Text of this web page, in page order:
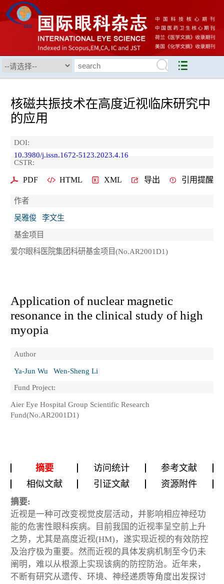
核磁共振技术在高度近视临床研究中
的应用
DOI:
10.3980/j.issn.1672-5123.2023.4.16
CSTR:
PDF HTML XML 导出 引用提醒
作者
吴雅俊
李文生
基金项目
爱尔眼科医院集团科研基金项目(No.AR2001D1)
Application of nuclear magnetic
resonance in the clinical study of high
myopia
Author
Ya-Jun Wu
Wen-Sheng Li
Fund Project:
Aier Eye Hospital Group Scientific Research
Fund(No.AR2001D1)
摘要 访问统计
参考文献
相似文献
引证文献 资源附件
摘要:
近视是一种可改变视觉皮层活动，并影响相应神经功
能的危害性眼科疾病。目前我国的近视率呈空前上升
之势，尤其是高度近视(HM)，遂实现近视的有效防控
及治疗极为重要。然而近视的具体发病机制至今仍未
阐明，难以从根源上实现该病的防控防治。近年来，
不断有研究从遗传、环境、神经递质等角度出发探讨